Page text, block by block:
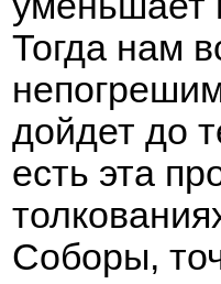
Тогда нам
дойдет до
есть эта
Соборы,